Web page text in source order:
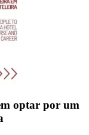
optar por um